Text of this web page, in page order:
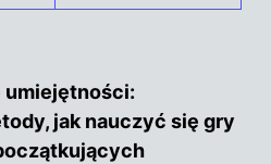
umiejętności:
jak nauczyć się gry